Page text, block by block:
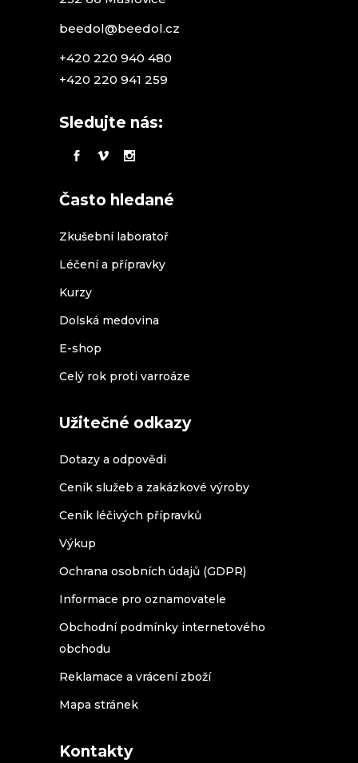
beedol@beedol.cz
+420 220 940 480
+420 220 941 259
Sledujte nás:
Často hledané
Zkušební laboratoř
Léčení a přípravky
Kurzy
Dolská medovina
E-shop
Celý rok proti varroáze
Užitečné odkazy
Dotazy a odpovědi
Ceník služeb a zakázkové výroby
Ceník léčivých přípravků
Výkup
Ochrana osobních údajů (GDPR)
Informace pro oznamovatele
Obchodní podmínky internetového
obchodu
Reklamace a vrácení zboží
Mapa stránek
Kontakty